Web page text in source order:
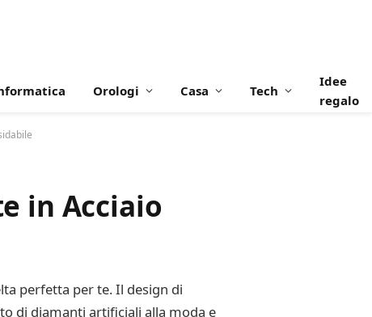
Orologi Casa Tech
Idee
regalo
in Acciaio
perfetta per te. Il design di
di diamanti artificiali alla moda e